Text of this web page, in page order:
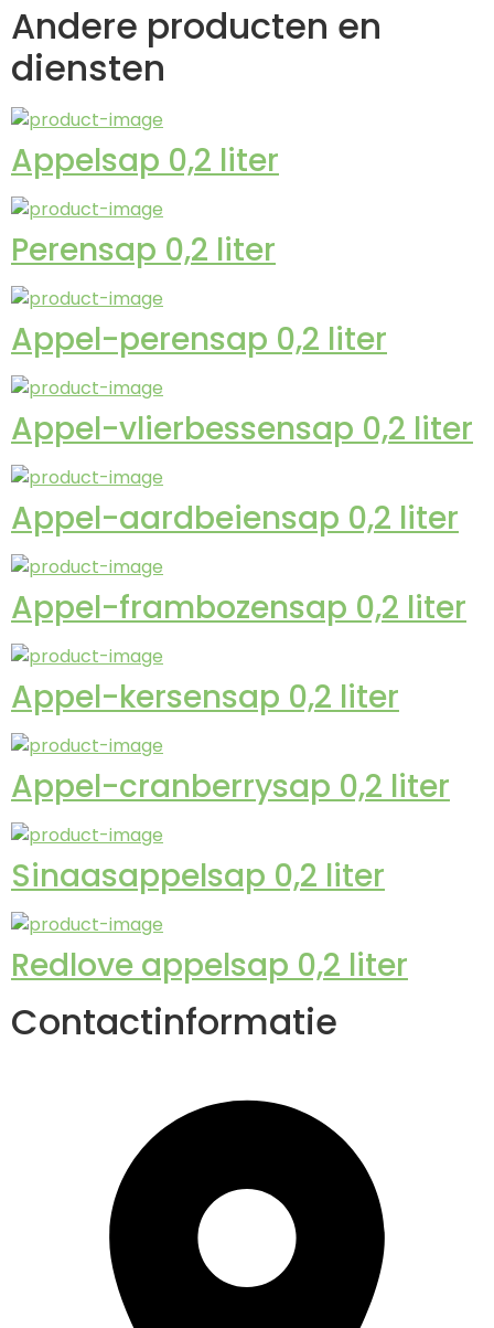
Andere producten en
diensten
Appelsap 0,2 liter
Perensap 0,2 liter
Appel-perensap 0,2 liter
Appel-vlierbessensap 0,2 liter
Appel-aardbeiensap 0,2 liter
Appel-frambozensap 0,2 liter
Appel-kersensap 0,2 liter
Appel-cranberrysap 0,2 liter
Sinaasappelsap 0,2 liter
Redlove appelsap 0,2 liter
Contactinformatie